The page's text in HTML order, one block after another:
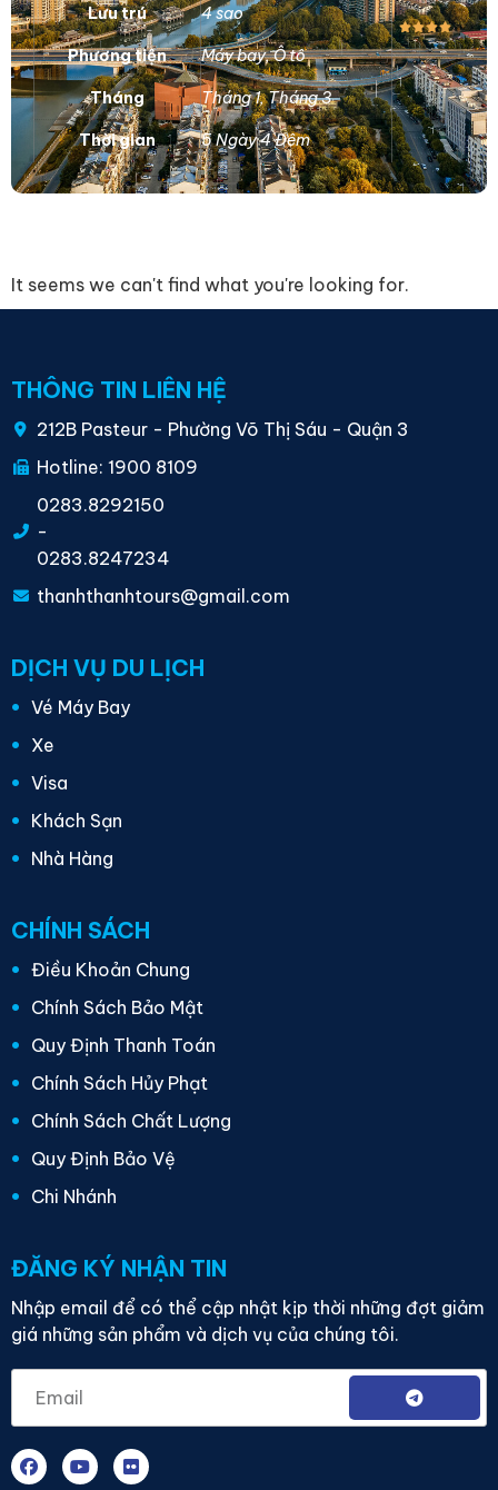
Lưu trú 4 sao
Phương tiện Máy bay,Ô tô
Tháng Tháng 1,Tháng 3
Thời gian 5 Ngày 4 Đêm
It seems we can't find what you're looking for.
THÔNG TIN LIÊN HỆ
212B Pasteur - Phường Võ Thị Sáu - Quận 3
Hotline: 1900 8109
0283.8292150
-
0283.8247234
thanhthanhtours@gmail.com
DỊCH VỤ DU LỊCH
Vé Máy Bay
Xe
Visa
Khách Sạn
Nhà Hàng
CHÍNH SÁCH
Điều Khoản Chung
Chính Sách Bảo Mật
Quy Định Thanh Toán
Chính Sách Hủy Phạt
Chính Sách Chất Lượng
Quy Định Bảo Vệ
Chi Nhánh
ĐĂNG KÝ NHẬN TIN
Nhập email để có thể cập nhật kịp thời những đợt giảm
giá những sản phẩm và dịch vụ của chúng tôi.